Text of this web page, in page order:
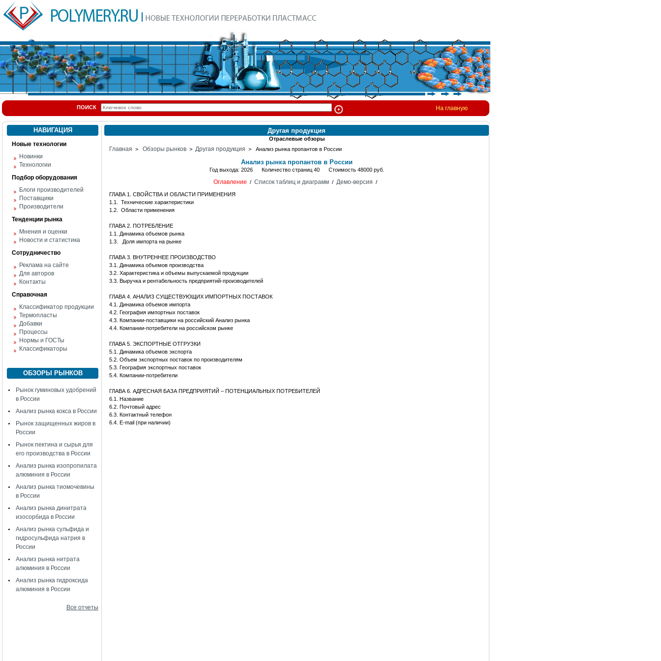
ПОИСК На главную
НАВИГАЦИЯ
Новые технологии
Новинки
Технологии
Подбор оборудования
Блоги производителей
Поставщики
Производители
Тенденции рынка
Мнения и оценки
Новости и статистика
Сотрудничество
Реклама на сайте
Для авторов
Контакты
Справочная
Классификатор продукции
Термопласты
Добавки
Процессы
Нормы и ГОСТы
Классификаторы
ОБЗОРЫ РЫНКОВ
Рынок гуминовых удобрений
в России
Анализ рынка кокса в России
Рынок защищенных жиров в
России
Рынок пектина и сырья для
его производства в России
Анализ рынка изопропилата
алюминия в России
Анализ рынка тиомочевины
в России
Анализ рынка динитрата
изосорбида в России
Анализ рынка сульфида и
гидросульфида натрия в
России
Анализ рынка нитрата
алюминия в России
Анализ рынка гидроксида
алюминия в России
Все отчеты
Другая продукция
Отраслевые обзоры
Главная > Обзоры рынков > Другая продукция > Анализ рынка пропантов в России
Анализ рынка пропантов в России
Год выхода: 2026 Количество страниц 40 Стоимость 48000 руб.
Оглавление / Список таблиц и диаграмм/ Демо-версия /
ГЛАВА 1. СВОЙСТВА И ОБЛАСТИ ПРИМЕНЕНИЯ
1.1.
Технические характеристики
1.2.
Области применения
ГЛАВА 2. ПОТРЕБЛЕНИЕ
1.1. Динамика объемов рынка
1.3.
Доля импорта на рынке
ГЛАВА 3. ВНУТРЕННЕЕ ПРОИЗВОДСТВО
3.1. Динамика объемов производства
3.2. Характеристика и объемы выпускаемой продукции
3.3. Выручка и рентабельность предприятий-производителей
ГЛАВА 4. АНАЛИЗ СУЩЕСТВУЮЩИХ ИМПОРТНЫХ ПОСТАВОК
4.1. Динамика объемов импорта
4.2. География импортных поставок
4.3. Компании-поставщики на российский Анализ рынка
4.4. Компании-потребители на российском рынке
ГЛАВА 5. ЭКСПОРТНЫЕ ОТГРУЗКИ
5.1. Динамика объемов экспорта
5.2. Объем экспортных поставок по производителям
5.3. География экспортных поставок
5.4. Компании-потребители
ГЛАВА 6. АДРЕСНАЯ БАЗА ПРЕДПРИЯТИЙ – ПОТЕНЦИАЛЬНЫХ ПОТРЕБИТЕЛЕЙ
6.1. Название
6.2. Почтовый адрес
6.3. Контактный телефон
6.4. E-mail (при наличии)